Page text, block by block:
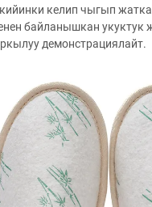
келип чыгып
байланышкан укуктук
демонстрациялайт.